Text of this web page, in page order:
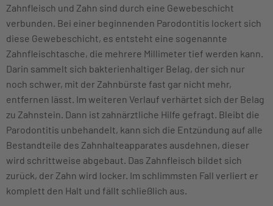
Zahnfleisch und Zahn sind durch eine Gewebeschicht
verbunden. Bei einer beginnenden Parodontitis lockert sich
diese Gewebeschicht, es entsteht eine sogenannte
Zahnfleischtasche, die mehrere Millimeter tief werden kann.
Darin sammelt sich bakterienhaltiger Belag, der sich nur
noch schwer, mit der Zahnbürste fast gar nicht mehr,
entfernen lässt. Im weiteren Verlauf verhärtet sich der Belag
zu Zahnstein. Dann ist zahnärztliche Hilfe gefragt. Bleibt die
Parodontitis unbehandelt, kann sich die Entzündung auf alle
Bestandteile des Zahnhalteapparates ausdehnen, dieser
wird schrittweise abgebaut. Das Zahnfleisch bildet sich
zurück, der Zahn wird locker. Im schlimmsten Fall verliert er
komplett den Halt und fällt schließlich aus.